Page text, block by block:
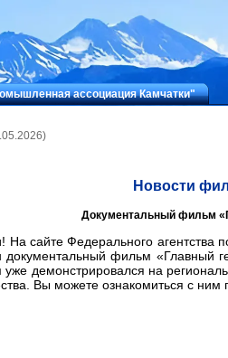
ассоциация Камчатки"
Новости
Документальный фильм
На сайте Федерального
фильм «Главный
демонстрировался на
Вы можете ознакомиться с ним